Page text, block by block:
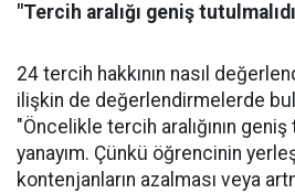
"Tercih aralığı geniş
24 tercih hakkının nasıl
ilişkin de değerlendirmelerde
"Öncelikle tercih aralığının
yanayım. Çünkü öğrencinin
kontenjanların azalması veya